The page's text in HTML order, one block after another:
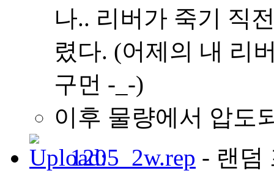
나.. 리버가 죽기 직
렸다. (어제의 내 리
구먼 -_-)
이후 물량에서 압도
1205_2w.rep - 랜덤